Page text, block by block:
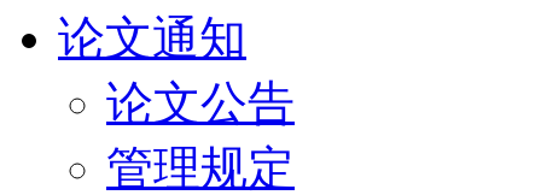
论文通知
论文公告
管理规定